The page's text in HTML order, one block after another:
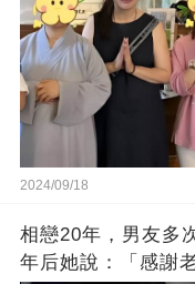
2024/09/18
相戀20年，男友多
年后她說：「感謝老